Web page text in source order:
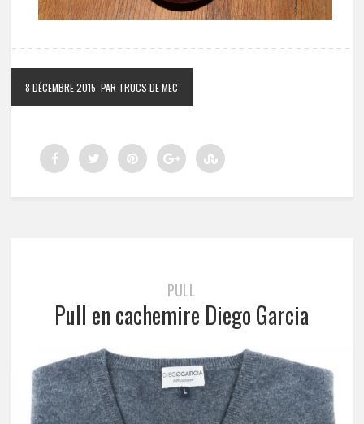
8 DÉCEMBRE 2015 PAR TRUCS DE MEC
PULL
Pull en cachemire Diego Garcia